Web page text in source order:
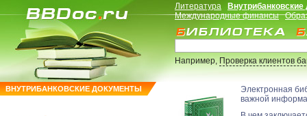
ВНУТРИБАНКОВСКИЕ ДОКУМЕНТЫ
Литература
Международные финансы
Например,Проверка клиентов
Электронная
важной